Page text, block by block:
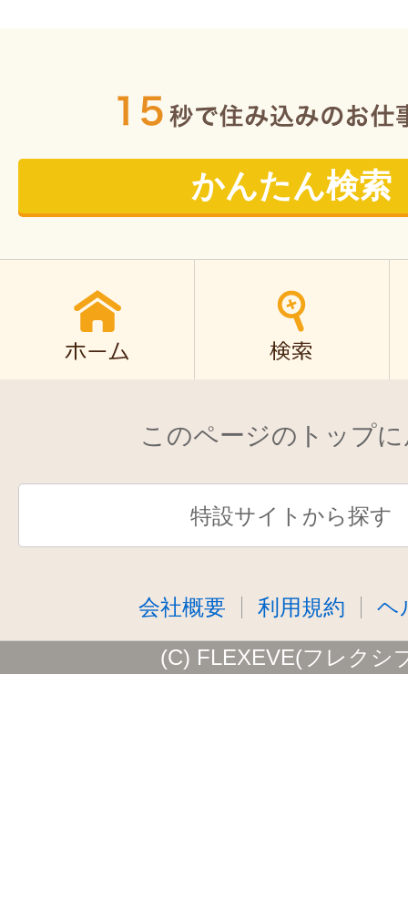
かんたん検索
このページのトップ
特設サイトから探す
会社概要 利用規約 ヘ
(C) FLEXEVE(フレクシ